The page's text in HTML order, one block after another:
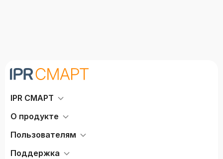
IPR СМАРТ
О продукте
Пользователям
Поддержка